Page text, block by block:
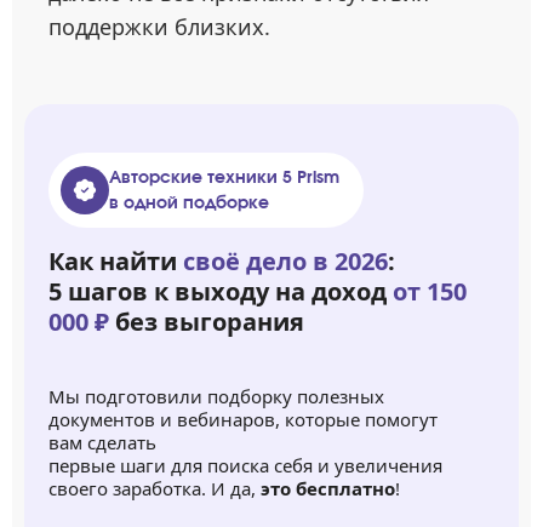
поддержки близких.
Авторские техники 5 Prism
в одной подборке
Как найти своё дело в 2026:
5 шагов к выходу на доход от 150
000 ₽ без выгорания
Мы подготовили подборку полезных
документов и вебинаров, которые помогут
вам сделать
первые шаги для поиска себя и увеличения
своего заработка. И да, это бесплатно!